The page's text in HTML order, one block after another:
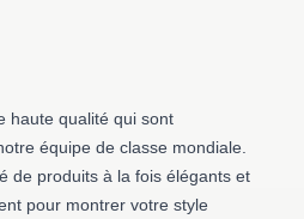
haute qualité qui sont
équipe de classe mondiale.
de produits à la fois élégants et
pour montrer votre style